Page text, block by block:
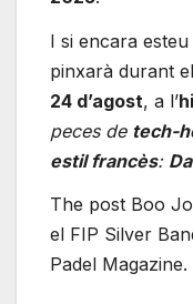
I si encara esteu
pinxarà durant el
24 d’agost, a l’
peces de tech-
estil francès:
The post Boo
el FIP Silver
Padel Magazine.